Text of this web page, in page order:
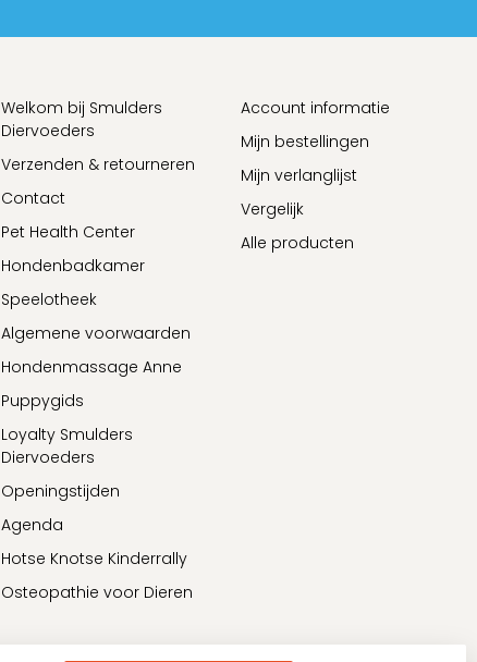
Welkom bij Smulders
Diervoeders
Verzenden & retourneren
Contact
Pet Health Center
Hondenbadkamer
Speelotheek
Algemene voorwaarden
Hondenmassage Anne
Puppygids
Loyalty Smulders
Diervoeders
Openingstijden
Agenda
Hotse Knotse Kinderrally
Osteopathie voor Dieren
Account informatie
Mijn bestellingen
Mijn verlanglijst
Vergelijk
Alle producten